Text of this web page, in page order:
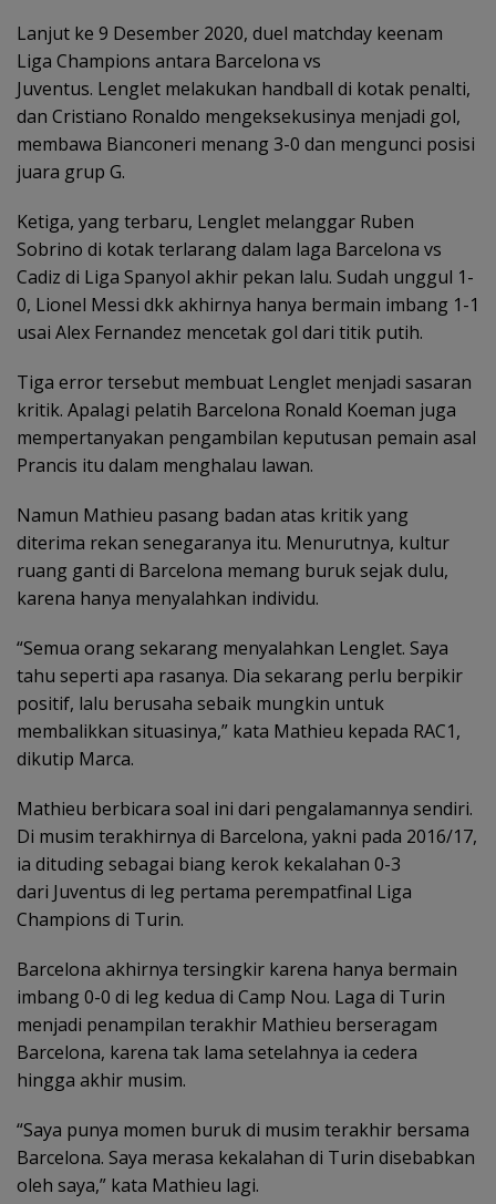
Lanjut ke 9 Desember 2020, duel matchday keenam
Liga Champions antara Barcelona vs
Juventus. Lenglet melakukan handball di kotak penalti,
dan Cristiano Ronaldo mengeksekusinya menjadi gol,
membawa Bianconeri menang 3-0 dan mengunci posisi
juara grup G.
Ketiga, yang terbaru, Lenglet melanggar Ruben
Sobrino di kotak terlarang dalam laga Barcelona vs
Cadiz di Liga Spanyol akhir pekan lalu. Sudah unggul 1-
0, Lionel Messi dkk akhirnya hanya bermain imbang 1-1
usai Alex Fernandez mencetak gol dari titik putih.
Tiga error tersebut membuat Lenglet menjadi sasaran
kritik. Apalagi pelatih Barcelona Ronald Koeman juga
mempertanyakan pengambilan keputusan pemain asal
Prancis itu dalam menghalau lawan.
Namun Mathieu pasang badan atas kritik yang
diterima rekan senegaranya itu. Menurutnya, kultur
ruang ganti di Barcelona memang buruk sejak dulu,
karena hanya menyalahkan individu.
“Semua orang sekarang menyalahkan Lenglet. Saya
tahu seperti apa rasanya. Dia sekarang perlu berpikir
positif, lalu berusaha sebaik mungkin untuk
membalikkan situasinya,” kata Mathieu kepada RAC1,
dikutip Marca.
Mathieu berbicara soal ini dari pengalamannya sendiri.
Di musim terakhirnya di Barcelona, yakni pada 2016/17,
ia dituding sebagai biang kerok kekalahan 0-3
dari Juventus di leg pertama perempatfinal Liga
Champions di Turin.
Barcelona akhirnya tersingkir karena hanya bermain
imbang 0-0 di leg kedua di Camp Nou. Laga di Turin
menjadi penampilan terakhir Mathieu berseragam
Barcelona, karena tak lama setelahnya ia cedera
hingga akhir musim.
“Saya punya momen buruk di musim terakhir bersama
Barcelona. Saya merasa kekalahan di Turin disebabkan
oleh saya,” kata Mathieu lagi.